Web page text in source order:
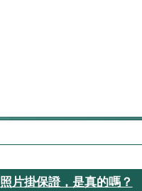
片掛保證，是真的嗎？